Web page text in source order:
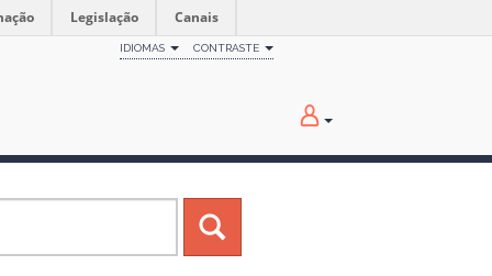
Legislação Canais
IDIOMAS CONTRASTE